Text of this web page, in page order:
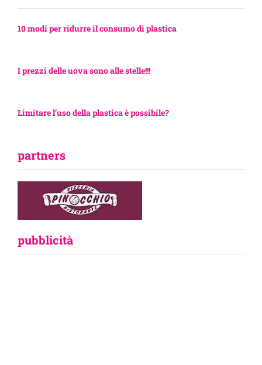
10 modi per ridurre il consumo di plastica
I prezzi delle uova sono alle stelle!!!
Limitare l’uso della plastica è possibile?
partners
pubblicità